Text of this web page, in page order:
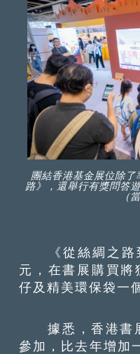
團結香港基金展位除
路》，還舉行有獎問答
（
《從絲綢之路
元，在書展購買將
仔及精美環保袋一
據悉，香港書
參加，比去年增加